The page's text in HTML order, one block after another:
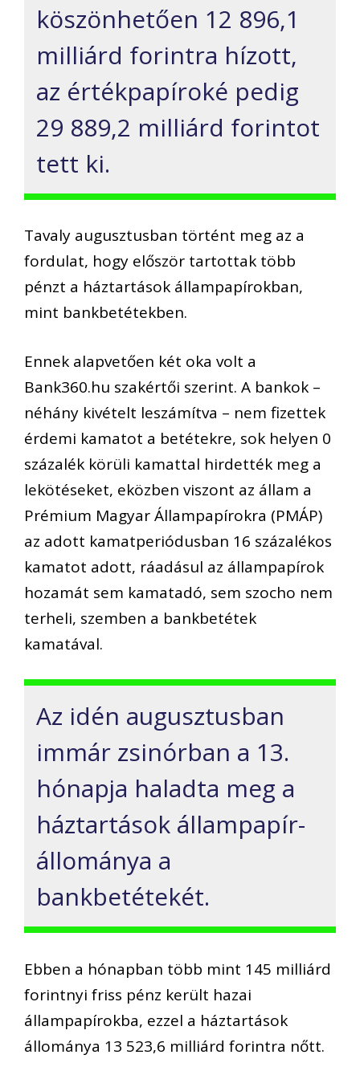
köszönhetően 12 896,1
milliárd forintra hízott,
az értékpapíroké pedig
29 889,2 milliárd forintot
tett ki.
Tavaly augusztusban történt meg az a
fordulat, hogy először tartottak több
pénzt a háztartások állampapírokban,
mint bankbetétekben.
Ennek alapvetően két oka volt a
Bank360.hu szakértői szerint. A bankok –
néhány kivételt leszámítva – nem fizettek
érdemi kamatot a betétekre, sok helyen 0
százalék körüli kamattal hirdették meg a
lekötéseket, eközben viszont az állam a
Prémium Magyar Állampapírokra (PMÁP)
az adott kamatperiódusban 16 százalékos
kamatot adott, ráadásul az állampapírok
hozamát sem kamatadó, sem szocho nem
terheli, szemben a bankbetétek
kamatával.
Az idén augusztusban
immár zsinórban a 13.
hónapja haladta meg a
háztartások állampapír-
állománya a
bankbetétekét.
Ebben a hónapban több mint 145 milliárd
forintnyi friss pénz került hazai
állampapírokba, ezzel a háztartások
állománya 13 523,6 milliárd forintra nőtt.